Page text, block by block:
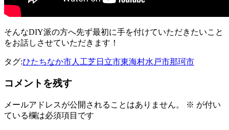
そんなDIY派の方へ先ず最初に手を付けていただきたいこと
をお話しさせていただきます！
タグ:ひたちなか市人工芝日立市東海村水戸市那珂市
コメントを残す
メールアドレスが公開されることはありません。 ※ が付い
ている欄は必須項目です